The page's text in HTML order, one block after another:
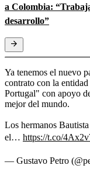
a Colombia:
desarrollo”
Ya tenemos el nuevo
contrato con la
Portugal" con apoyo
mejor del mundo.
Los hermanos
el… https://t.co/
— Gustavo Petro